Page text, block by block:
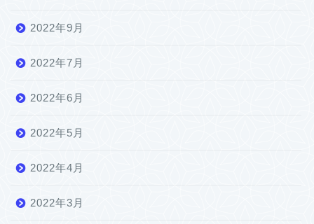
2022年9月
2022年7月
2022年6月
2022年5月
2022年4月
2022年3月